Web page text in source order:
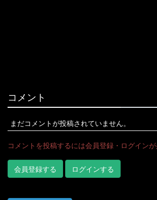
コメント
まだコメントが投稿されていません。
コメントを投稿するには会員登録・ログインが
会員登録する ログインする